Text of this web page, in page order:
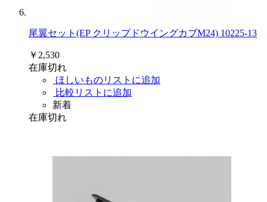
尾翼セット(EP クリップドウイングカブM24) 10225-13
￥2,530
在庫切れ
ほしいものリストに追加
比較リストに追加
新着
在庫切れ